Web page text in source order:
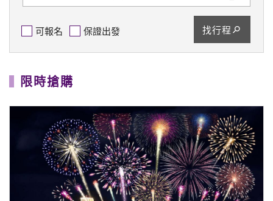
可報名 保證出發 找行程
限時搶購